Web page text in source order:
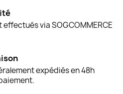
via SOGCOMMERCE
expédiés en 48h